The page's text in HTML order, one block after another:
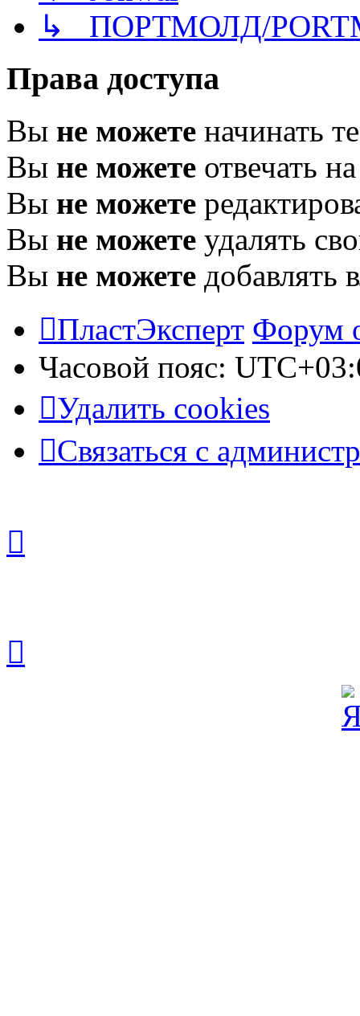
↳ ПОРТМОЛД/
Права доступа
Вы не можете начинать
Вы не можете отвечать
Вы не можете
Вы не можете удалять
Вы не можете добавлять
ПластЭксперт Форум
Часовой пояс:
Удалить cookies
Связаться с